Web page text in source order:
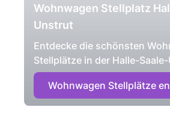
Wohnwagen Stellplatz
Unstrut
Entdecke die schönsten
Stellplätze in der Halle-
Wohnwagen Stellplätze